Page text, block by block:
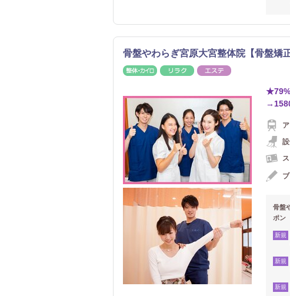
骨盤やわらぎ宮原大宮整体院【骨盤矯
整体・カイロリラク
骨盤
ポン
新規
新規
新規